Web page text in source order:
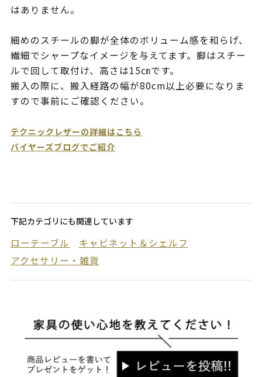
はありません。
細めのスチールの脚が全体のボリューム感を和らげ、
繊細でシャープなイメージを与えてます。脚はスチー
ルで回して取付け、高さは15㎝です。
搬入の際に、搬入経路の幅が80cm以上必要になりま
すので事前にご確認ください。
テクニックレザーの詳細はこちら
バイヤーズブログでご紹介
下記カテゴリにも関連しています
ローテーブル
キャビネット＆シェルフ
アクセサリー・雑貨